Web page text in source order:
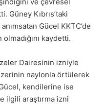
Kıbrıs’taki
Gücel KKTC’de
kaydetti.
Dairesinin izniyle
naylonla örtülerek
Gücel, kendilerine ise
ilgili araştırma izni